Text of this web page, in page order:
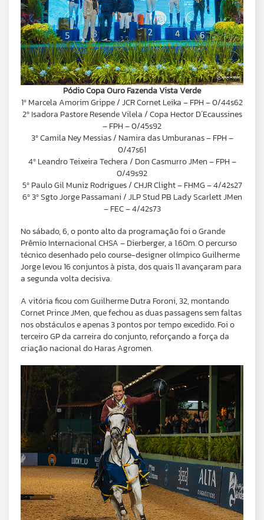
Pódio Copa Ouro Fazenda Vista Verde
1º Marcela Amorim Grippe / JCR Cornet Leika – FPH – 0/44s62
2º Isadora Pastore Resende Vilela / Copa Hector D´Ecaussines
– FPH – 0/45s92
3º Camila Ney Messias / Namira das Umburanas – FPH –
0/47s61
4º Leandro Teixeira Techera / Don Casmurro JMen – FPH –
0/49s92
5º Paulo Gil Muniz Rodrigues / CHJR Clight – FHMG – 4/42s27
6º 3º Sgto Jorge Passamani / JLP Stud PB Lady Scarlett JMen
– FEC – 4/42s73
No sábado, 6, o ponto alto da programação foi o Grande
Prêmio Internacional CHSA – Dierberger, a 1.60m. O percurso
técnico desenhado pelo course-designer olímpico Guilherme
Jorge levou 16 conjuntos à pista, dos quais 11 avançaram para
a segunda volta decisiva.
A vitória ficou com Guilherme Dutra Foroni, 32, montando
Cornet Prince JMen, que fechou as duas passagens sem faltas
nos obstáculos e apenas 3 pontos por tempo excedido. Foi o
terceiro GP da carreira do conjunto, reforçando a força da
criação nacional do Haras Agromen.